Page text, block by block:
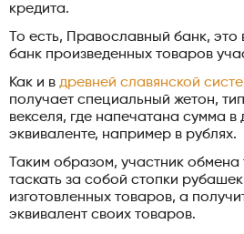
кредита.
То есть, Православный банк,
банк произведенных товаров
Как и в древней славянской
получает специальный жетон,
векселя, где напечатана сумма в
эквиваленте, например в рублях.
Таким образом, участник
таскать за собой стопки
изготовленных товаров, а
эквивалент своих товаров.